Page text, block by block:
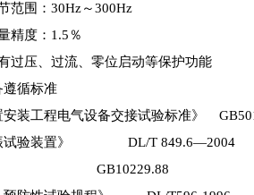
范围：30Hz～300Hz
精度：1.5％
过压、过流、零位启动等保护功能
遵循标准
安装工程电气设备交接试验标准》
振试验装置》 DL/T 849.6—2004
器》 GB10229.88